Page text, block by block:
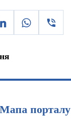
Мапа порталу